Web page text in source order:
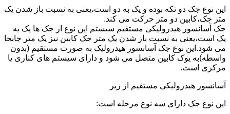
این نوع جک دو تکه بوده و یک به دو است،یعنی به نسبت باز شدن یک
متر جک،کابین دو متر حرکت می کند.
جک آسانسور هیدرولیکی مستقیم سیستم این نوع از جک ها یک به
یک است،یعنی به نسبت باز شدن یک متر جک کابین نیز یک متر جابجا
می شود.این نوع جک آسانسور هیدرولیک به صورت مستقیم (بدون
واسطه)به یوک کابین متصل می شود و دارای سیستم های کناری یا
مرکزی است.
آسانسور هیدرولیکی مستقیم از زیر
این نوع جک دارای سه نوع مرحله است: